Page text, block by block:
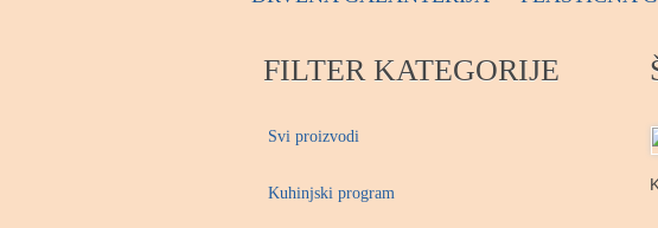
FILTER KATEGORIJE
Svi proizvodi
Kuhinjski program